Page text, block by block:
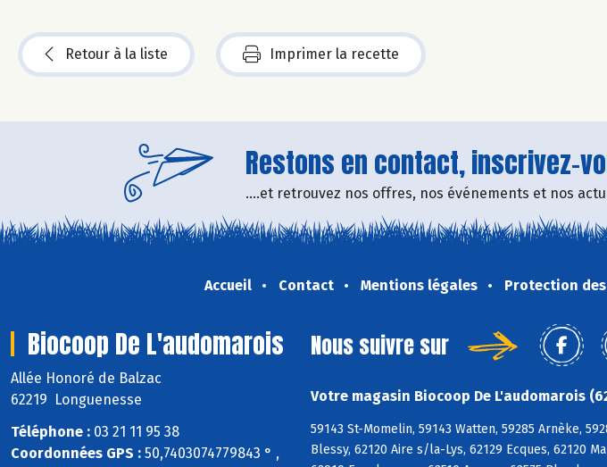
Retour à la liste Imprimer la recette
Restons en contact, inscrivez-
....et retrouvez nos offres, nos événements et nos
Accueil Contact Mentions légales Protection
Biocoop De L'audomarois
Allée Honoré de Balzac
62219 Longuenesse
Téléphone : 03 21 11 95 38
Coordonnées GPS : 50,7403074779843 ° ,
Nous suivre sur
Votre magasin Biocoop De L'audomarois
59143 St-Momelin, 59143 Watten, 59285 Arnèke,
Blessy, 62120 Aire s/la-Lys, 62129 Ecques, 62120